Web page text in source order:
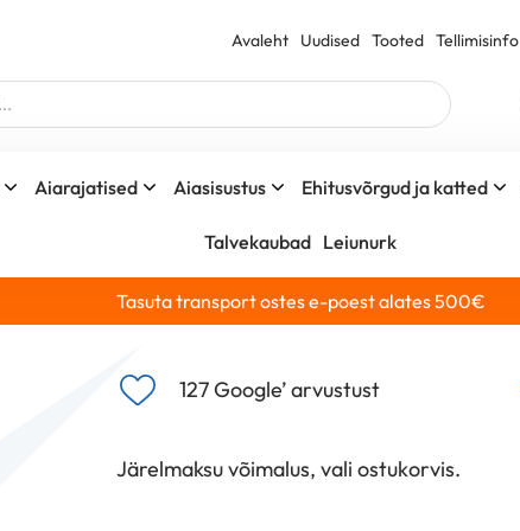
Avaleht Uudised Tooted Tellimisinfo
Aiarajatised Aiasisustus Ehitusvõrgud ja katted
Talvekaubad Leiunurk
Tasuta transport ostes e-poest alates 500€
127 Google’ arvustust
Järelmaksu võimalus, vali ostukorvis.